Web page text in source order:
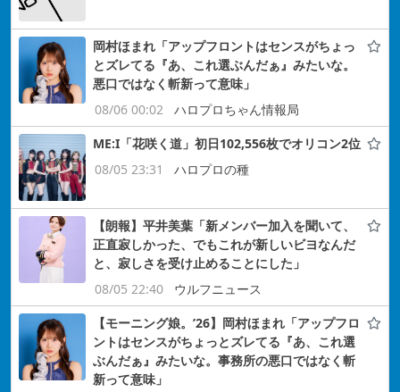
岡村ほまれ「アップフロントはセンスがちょっ
とズレてる『あ、これ選ぶんだぁ』みたいな。
悪口ではなく斬新って意味」
08/06 00:02
ハロプロちゃん情報局
ME:I「花咲く道」初日102,556枚でオリコン2位
08/05 23:31
ハロプロの種
【朗報】平井美葉「新メンバー加入を聞いて、
正直寂しかった、でもこれが新しいビヨなんだ
と、寂しさを受け止めることにした」
08/05 22:40
ウルフニュース
【モーニング娘。’26】岡村ほまれ「アップフロ
ントはセンスがちょっとズレてる『あ、これ選
ぶんだぁ』みたいな。事務所の悪口ではなく斬
新って意味」